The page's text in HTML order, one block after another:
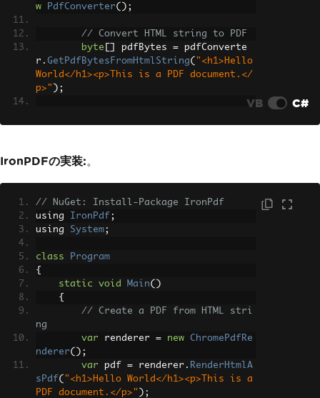
w
PdfConverter();
// Convert HTML string to PDF
byte
pdfBytes = pdfConverte
r . GetPdfBytesFromHtmlString( "<h1>Hello
World</h1><p>This is a PDF document.</
p>" );
Console
successfully!");
VB C#
IronPDFの実装:。
// NuGet: Install-Package IronPdf
using IronPdf ;
using System;
class
Program
{
static
void Main()
{
// Create a PDF from HTML stri
ng
var renderer = new
ChromePdfRe
nderer();
var pdf = renderer . RenderHtmlA
sPdf( "<h1>Hello World</h1><p>This is a
PDF document.</p>" );